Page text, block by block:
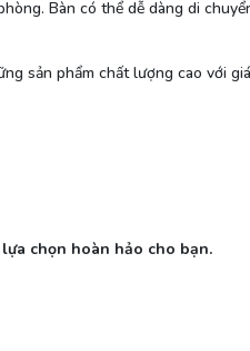
Bàn có thể dễ dàng di
sản phẩm chất lượng cao với
chọn hoàn hảo cho bạn.